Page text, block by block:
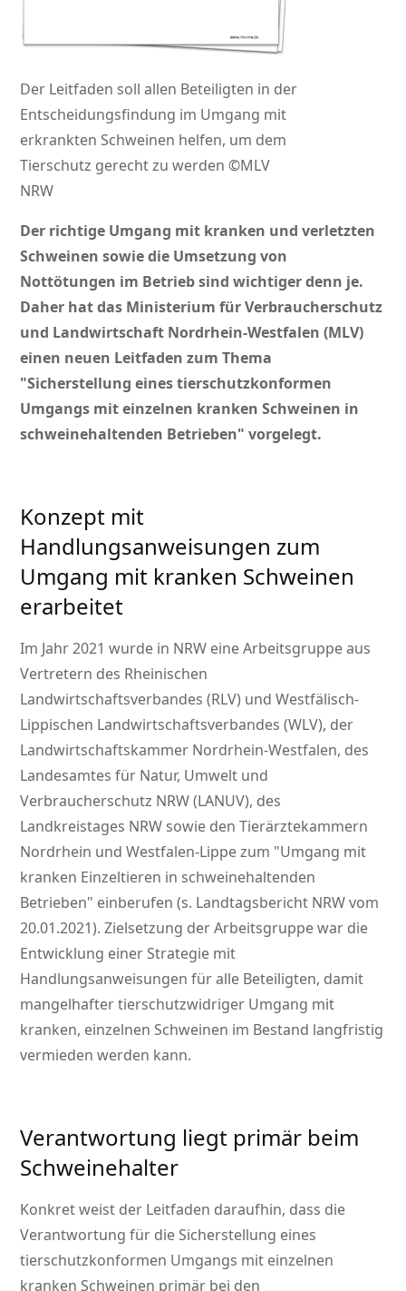
Der Leitfaden soll allen Beteiligten in der
Entscheidungsfindung im Umgang mit
erkrankten Schweinen helfen, um dem
Tierschutz gerecht zu werden ©MLV
NRW
Der richtige Umgang mit kranken und verletzten
Schweinen sowie die Umsetzung von
Nottötungen im Betrieb sind wichtiger denn je.
Daher hat das Ministerium für Verbraucherschutz
und Landwirtschaft Nordrhein-Westfalen (MLV)
einen neuen Leitfaden zum Thema
Sicherstellung eines tierschutzkonformen
Umgangs mit einzelnen kranken Schweinen in
schweinehaltenden Betrieben vorgelegt.
Konzept mit
Handlungsanweisungen zum
Umgang mit kranken Schweinen
erarbeitet
Im Jahr 2021 wurde in NRW eine Arbeitsgruppe aus
Vertretern des Rheinischen
Landwirtschaftsverbandes (RLV) und Westfälisch-
Lippischen Landwirtschaftsverbandes (WLV), der
Landwirtschaftskammer Nordrhein-Westfalen, des
Landesamtes für Natur, Umwelt und
Verbraucherschutz NRW (LANUV), des
Landkreistages NRW sowie den Tierärztekammern
Nordrhein und Westfalen-Lippe zum Umgang mit
kranken Einzeltieren in schweinehaltenden
Betrieben einberufen (s. Landtagsbericht NRW vom
20.01.2021). Zielsetzung der Arbeitsgruppe war die
Entwicklung einer Strategie mit
Handlungsanweisungen für alle Beteiligten, damit
mangelhafter tierschutzwidriger Umgang mit
kranken, einzelnen Schweinen im Bestand langfristig
vermieden werden kann.
Verantwortung liegt primär beim
Schweinehalter
Konkret weist der Leitfaden daraufhin, dass die
Verantwortung für die Sicherstellung eines
tierschutzkonformen Umgangs mit einzelnen
kranken Schweinen primär bei den